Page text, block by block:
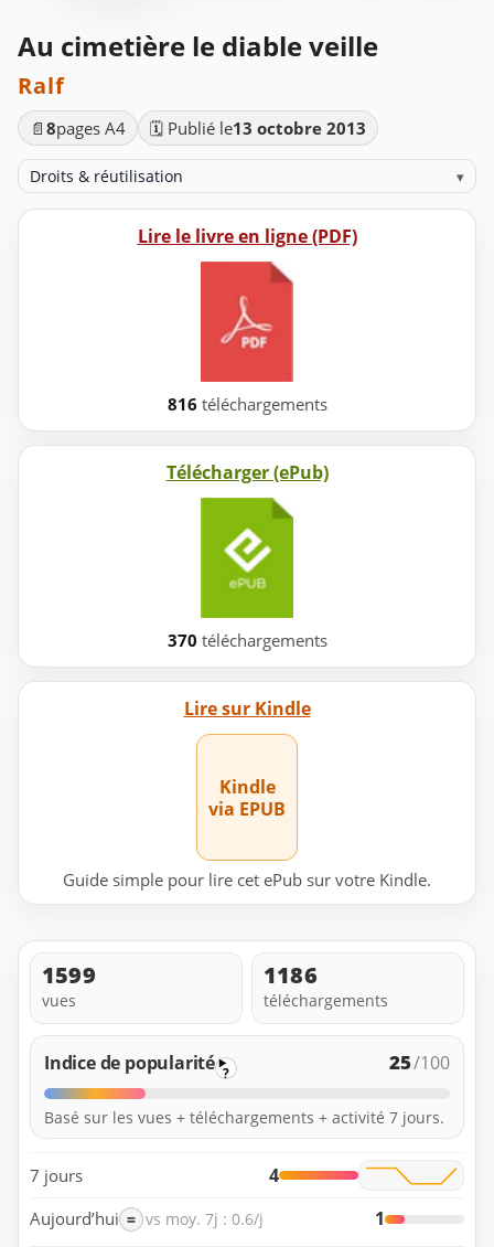
Au cimetière le diable veille
Ralf
📄 8pages A4 🗓️ Publié le13 octobre 2013
Droits & réutilisation ▾
Lire le livre en ligne (PDF)
816 téléchargements
Télécharger (ePub)
370 téléchargements
Lire sur Kindle
Kindle
via EPUB
Guide simple pour lire cet ePub sur votre Kindle.
1599
vues
1186
téléchargements
Indice de popularité ? 25/100
Basé sur les vues + téléchargements + activité 7 jours.
7 jours 4
Aujourd’hui = vs moy. 7j : 0.6/j 1